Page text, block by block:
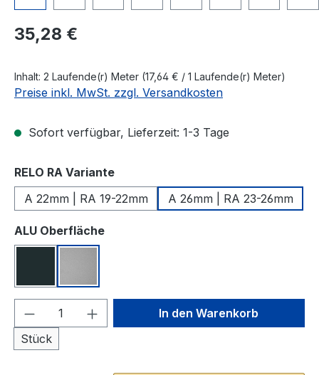
Regulärer Preis:
35,28 €
Inhalt: 2 Laufende(r) Meter (17,64 € / 1 Laufende(r) Meter)
Preise inkl. MwSt. zzgl. Versandkosten
Sofort verfügbar, Lieferzeit: 1-3 Tage
RELO RA Varianteauswählen
A 22mm | RA 19-22mm
A 26mm | RA 23-26mm
ALU Oberflächeauswählen
Produkt Anzahl: Gib den
Stück
In den Warenkorb